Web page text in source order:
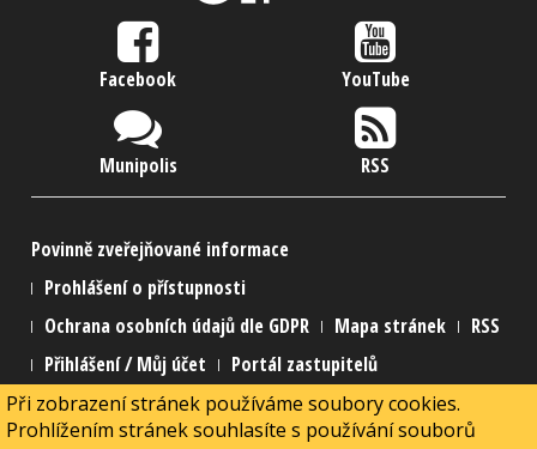
Facebook YouTube
Munipolis RSS
Povinně zveřejňované informace
Prohlášení o přístupnosti
Ochrana osobních údajů dle GDPR
Mapa stránek
RSS
Přihlášení / Můj účet
Portál zastupitelů
2015 Městská část Praha 21
Při zobrazení stránek používáme soubory cookies.
Prohlížením stránek souhlasíte s používání souborů